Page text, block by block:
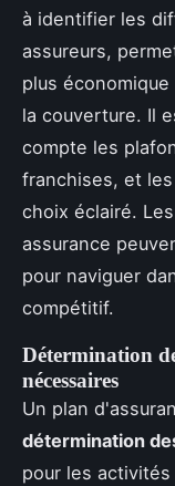
à identifier les
assureurs,
plus
la couverture. Il
compte les
franchises, et
choix éclairé.
assurance
pour naviguer
compétitif.
Détermination
nécessaires
Un plan
détermination
pour les